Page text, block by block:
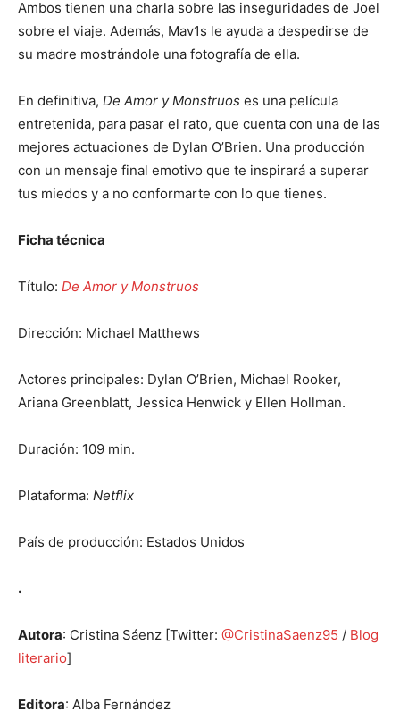
Ambos tienen una charla sobre las inseguridades de Joel
sobre el viaje. Además, Mav1s le ayuda a despedirse de
su madre mostrándole una fotografía de ella.
En definitiva, De Amor y Monstruos es una película
entretenida, para pasar el rato, que cuenta con una de las
mejores actuaciones de Dylan O’Brien. Una producción
con un mensaje final emotivo que te inspirará a superar
tus miedos y a no conformarte con lo que tienes.
Ficha técnica
Título: De Amor y Monstruos
Dirección: Michael Matthews
Actores principales: Dylan O’Brien, Michael Rooker,
Ariana Greenblatt, Jessica Henwick y Ellen Hollman.
Duración: 109 min.
Plataforma: Netflix
País de producción: Estados Unidos
.
Autora: Cristina Sáenz [Twitter: @CristinaSaenz95 / Blog
literario]
Editora: Alba Fernández